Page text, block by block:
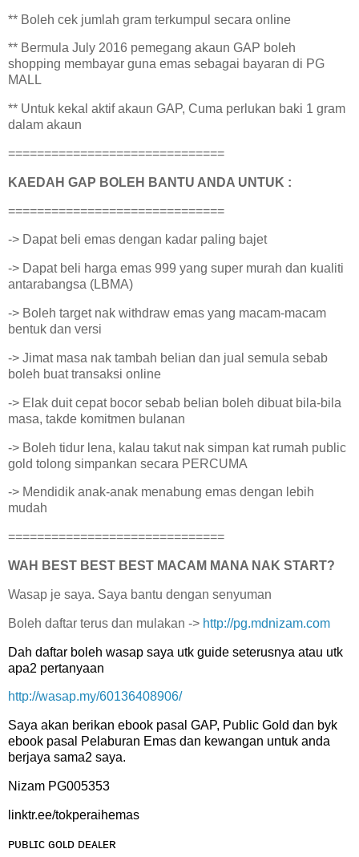
** Boleh cek jumlah gram terkumpul secara online
** Bermula July 2016 pemegang akaun GAP boleh
shopping membayar guna emas sebagai bayaran di PG
MALL
** Untuk kekal aktif akaun GAP, Cuma perlukan baki 1 gram
dalam akaun
==============================
KAEDAH GAP BOLEH BANTU ANDA UNTUK :
==============================
-> Dapat beli emas dengan kadar paling bajet
-> Dapat beli harga emas 999 yang super murah dan kualiti
antarabangsa (LBMA)
-> Boleh target nak withdraw emas yang macam-macam
bentuk dan versi
-> Jimat masa nak tambah belian dan jual semula sebab
boleh buat transaksi online
-> Elak duit cepat bocor sebab belian boleh dibuat bila-bila
masa, takde komitmen bulanan
-> Boleh tidur lena, kalau takut nak simpan kat rumah public
gold tolong simpankan secara PERCUMA
-> Mendidik anak-anak menabung emas dengan lebih
mudah
==============================
WAH BEST BEST BEST MACAM MANA NAK START?
Wasap je saya. Saya bantu dengan senyuman
Boleh daftar terus dan mulakan -> http://pg.mdnizam.com
Dah daftar boleh wasap saya utk guide seterusnya atau utk
apa2 pertanyaan
http://wasap.my/60136408906/
Saya akan berikan ebook pasal GAP, Public Gold dan byk
ebook pasal Pelaburan Emas dan kewangan untuk anda
berjaya sama2 saya.
Nizam PG005353
linktr.ee/tokperaihemas
ᴘᴜʙʟɪᴄ ɢᴏʟᴅ ᴅᴇᴀʟᴇʀ